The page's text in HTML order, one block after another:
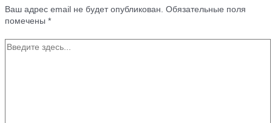
Ваш адрес email не будет опубликован. Обязательные поля
помечены *
Введите
здесь...